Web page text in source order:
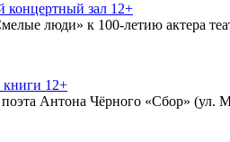
концертный зал 12+
люди» к 100-летию актера
книги 12+
Антона Чёрного «Сбор» (ул.